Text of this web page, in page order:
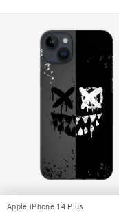
Apple iPhone 14 Plus